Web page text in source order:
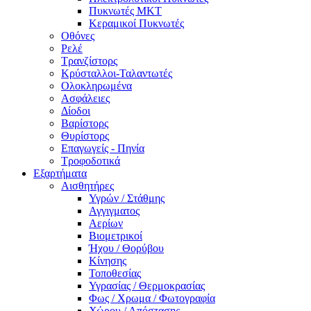
Πυκνωτές MKT
Κεραμικοί Πυκνωτές
Οθόνες
Ρελέ
Τρανζίστορς
Κρύσταλλοι-Ταλαντωτές
Ολοκληρωμένα
Ασφάλειες
Δίοδοι
Βαρίστορς
Θυρίστορς
Επαγωγείς - Πηνία
Τροφοδοτικά
Εξαρτήματα
Αισθητήρες
Υγρών / Στάθμης
Αγγιγματος
Αερίων
Βιομετρικοί
Ήχου / Θορύβου
Κίνησης
Τοποθεσίας
Υγρασίας / Θερμοκρασίας
Φως / Χρωμα / Φωτογραφία